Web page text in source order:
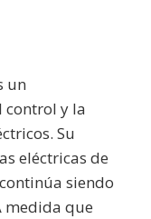
un
control y la
Su
eléctricas de
siendo
medida que